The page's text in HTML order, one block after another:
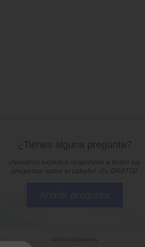
¿Tienes alguna pregunta?
¡Nuestros expertos responden a todas tus
preguntas sobre el cabello! ¡Es GRATIS!